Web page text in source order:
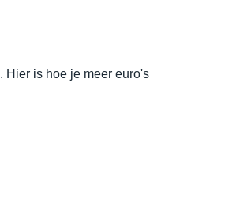
Hier is hoe je meer euro's